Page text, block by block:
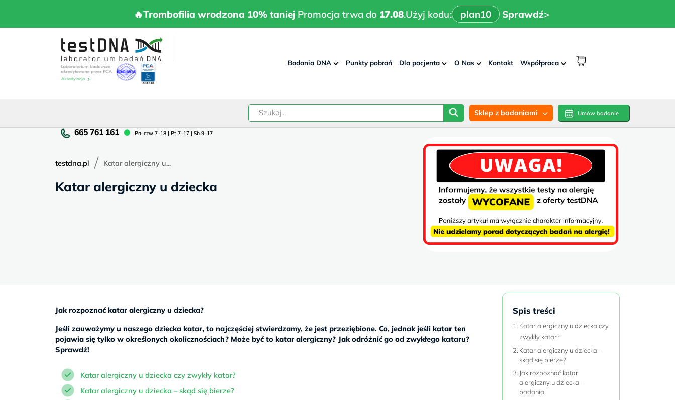
🔥Trombofilia wrodzona 10% taniej Promocja trwa do 17.08.Użyj kodu: plan10 Sprawdź>
🔥Trombofilia wrodzona 10% taniej Promocja trwa do 17.08.Użyj kodu: plan10 Sprawdź>
Pn–czw 7–18 | Pt 7–17 | Sb 9–17Pn–
Pt
7–
Badania DNA Punkty pobrań Dla pacjenta O Nas Kontakt Współpraca
Sklep z badaniami Umów badanie
testdna.pl / Katar alergiczny u...
Katar alergiczny u dziecka
Jak rozpoznać katar alergiczny u dziecka?
Jeśli zauważymy u naszego dziecka katar, to najczęściej stwierdzamy, że jest przeziębione. Co, jednak jeśli katar ten
pojawia się tylko w określonych okolicznościach? Może być to katar alergiczny? Jak odróżnić go od zwykłego kataru?
Sprawdź!
Katar alergiczny u dziecka czy zwykły katar?
Katar alergiczny u dziecka – skąd się bierze?
Spis treści
Katar alergiczny u dziecka czy
zwykły katar?
Katar alergiczny u dziecka –
skąd się bierze?
Jak rozpoznać katar
alergiczny u dziecka –
badania